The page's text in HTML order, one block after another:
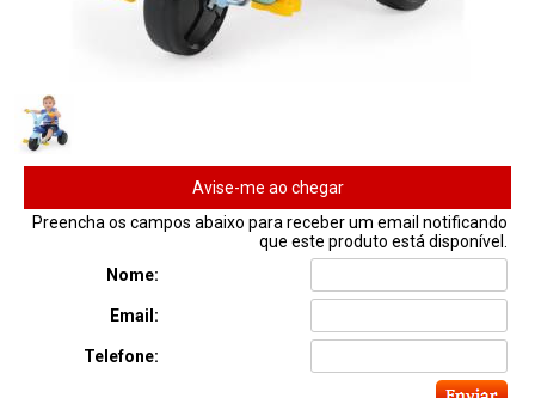
Avise-me ao chegar
Preencha os campos abaixo para receber um email notificando
que este produto está disponível.
Nome:
Email:
Telefone: